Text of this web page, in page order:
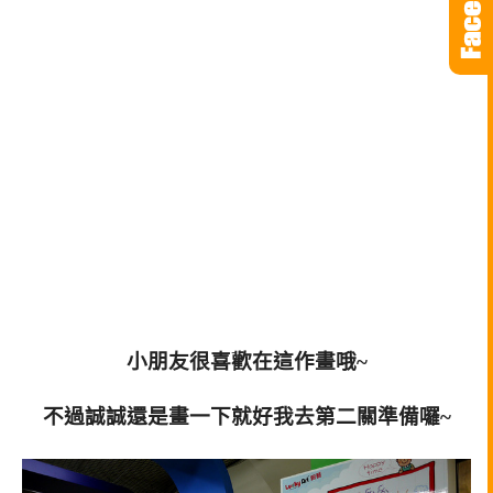
小朋友很喜歡在這作畫哦~
不過誠誠還是畫一下就好我去第二關準備囉~